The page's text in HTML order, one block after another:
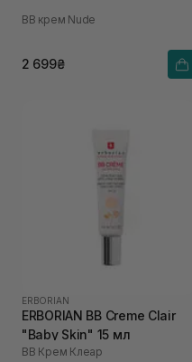
ВВ крем Nude
2 699₴
ERBORIAN
ERBORIAN BB Creme Clair
"Baby Skin" 15 мл
ВВ Крем Клеар